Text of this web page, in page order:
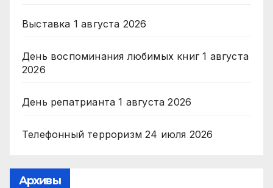
Выставка 1 августа 2026
День воспоминания любимых книг 1 августа
2026
День репатрианта 1 августа 2026
Телефонный терроризм 24 июля 2026
Архивы